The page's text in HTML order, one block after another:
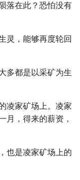
落在此？恐怕没有
灵，能够再度轮回
多都是以采矿为生
凌家矿场上。凌家
月，得来的薪资，
也是凌家矿场上的